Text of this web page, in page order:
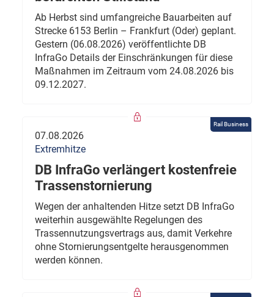
Ab Herbst sind umfangreiche Bauarbeiten auf
Strecke 6153 Berlin – Frankfurt (Oder) geplant.
Gestern (06.08.2026) veröffentlichte DB
InfraGo Details der Einschränkungen für diese
Maßnahmen im Zeitraum vom 24.08.2026 bis
09.12.2027.
Rail Business
07.08.2026
Extremhitze
DB InfraGo verlängert kostenfreie
Trassenstornierung
Wegen der anhaltenden Hitze setzt DB InfraGo
weiterhin ausgewählte Regelungen des
Trassennutzungsvertrags aus, damit Verkehre
ohne Stornierungsentgelte herausgenommen
werden können.